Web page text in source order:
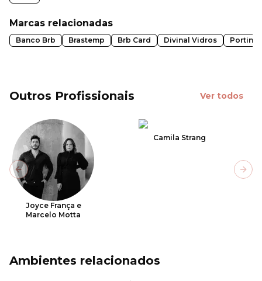
Marcas relacionadas
Banco Brb Brastemp Brb Card Divinal Vidros
Outros Profissionais Ver todos
Joyce França e
Marcelo Motta
Camila Strang
Previous slide
Ambientes relacionados